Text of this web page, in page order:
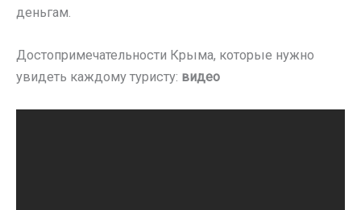
деньгам.
Достопримечательности Крыма, которые нужно
увидеть каждому туристу: видео